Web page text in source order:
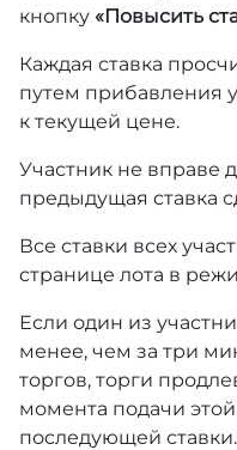
кнопку «Повысить
Каждая ставка
путем прибавления
к текущей цене.
Участник не вправе
предыдущая ставка
Все ставки всех
странице лота в
Если один из
менее, чем за три
торгов, торги
момента подачи
последующей ставки.